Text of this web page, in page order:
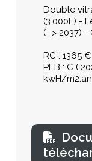
Double
(3.000L) -
( -> 2037) -
RC : 1365 €
PEB : C (
kwH/